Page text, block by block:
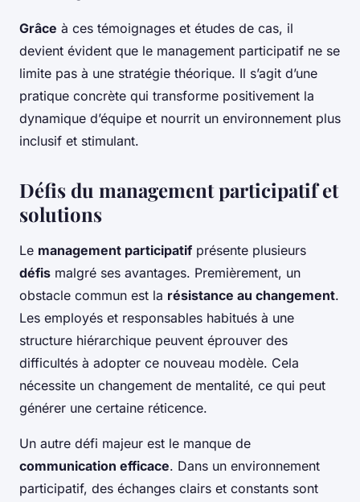
Grâce à ces témoignages et études de cas, il
devient évident que le management participatif ne se
limite pas à une stratégie théorique. Il s’agit d’une
pratique concrète qui transforme positivement la
dynamique d’équipe et nourrit un environnement plus
inclusif et stimulant.
Défis du management participatif et
solutions
Le management participatif présente plusieurs
défis malgré ses avantages. Premièrement, un
obstacle commun est la résistance au changement.
Les employés et responsables habitués à une
structure hiérarchique peuvent éprouver des
difficultés à adopter ce nouveau modèle. Cela
nécessite un changement de mentalité, ce qui peut
générer une certaine réticence.
Un autre défi majeur est le manque de
communication efficace. Dans un environnement
participatif, des échanges clairs et constants sont